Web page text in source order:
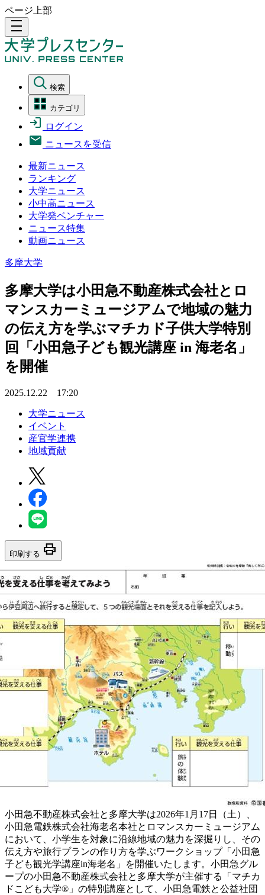
ページ上部
density_medium
検索
カテゴリ
ログイン
ニュースを受信
最新ニュース
ランキング
大学ニュース
小中高ニュース
大学発ベンチャー
ニュース特集
動画ニュース
多摩大学
多摩大学は小田急不動産株式会社とロ
マンスカーミュージアムで地域の魅力
の伝え方を学ぶマチカド子供大学特別
回「小田急子ども観光講座 in 海老名」
を開催
2025.12.22 17:20
大学ニュース
イベント
産官学連携
地域貢献
印刷する print
小田急不動産株式会社と多摩大学は2026年1月17日（土）、
小田急電鉄株式会社海老名本社とロマンスカーミュージアム
において、小学生を対象に沿線地域の魅力を深掘りし、その
伝え方や旅行プランの作り方を学ぶワークショップ「小田急
子ども観光学講座in海老名」を開催いたします。小田急グル
ープの小田急不動産株式会社と多摩大学が主催する「マチカ
ドこども大学®」の特別講座として、小田急電鉄と公益社団